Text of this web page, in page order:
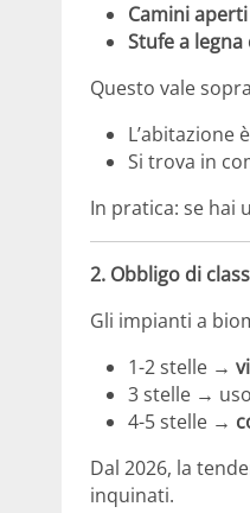
Camini
Stufe a
Questo vale
L’abitazione è
Si trova in
In pratica: se hai
2. Obbligo di
Gli impianti a
1-2 stelle →
3 stelle →
4-5 stelle →
Dal 2026, la
inquinati.